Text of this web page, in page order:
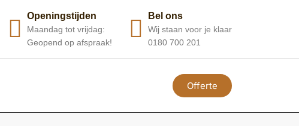
Openingstijden
Maandag tot vrijdag:
Geopend op afspraak!
Bel ons
Wij staan voor je klaar
0180 700 201
Offerte